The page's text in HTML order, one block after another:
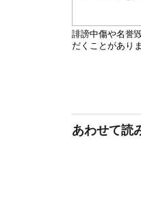
あわせて読